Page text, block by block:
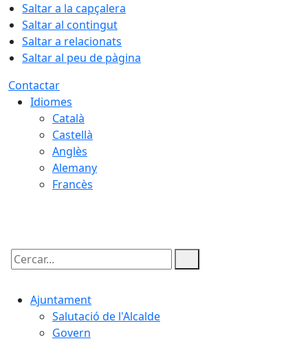
Saltar a la capçalera
Saltar al contingut
Saltar a relacionats
Saltar al peu de pàgina
Contactar
Idiomes
Català
Castellà
Anglès
Alemany
Francès
Cercar:
Ajuntament
Salutació de l'Alcalde
Govern